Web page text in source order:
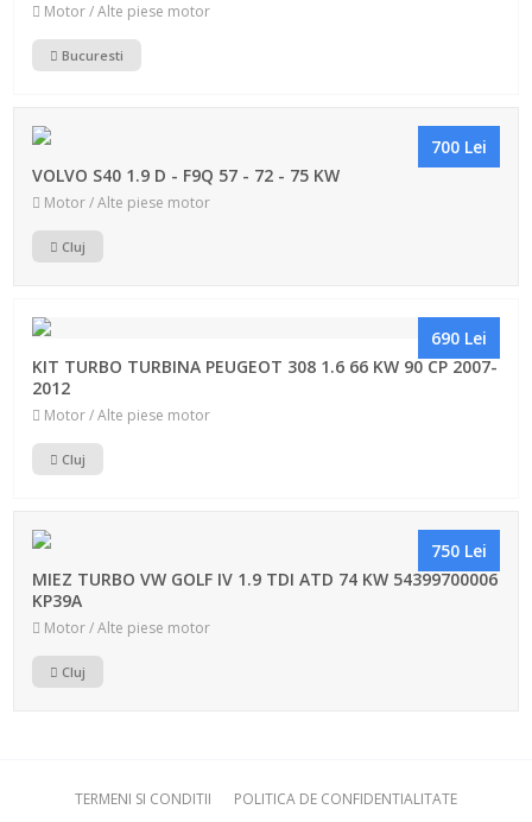
Motor / Alte piese motor
Bucuresti
700 Lei
VOLVO S40 1.9 D - F9Q 57 - 72 - 75 KW
Motor / Alte piese motor
Cluj
690 Lei
KIT TURBO TURBINA PEUGEOT 308 1.6 66 KW 90 CP 2007-
2012
Motor / Alte piese motor
Cluj
750 Lei
MIEZ TURBO VW GOLF IV 1.9 TDI ATD 74 KW 54399700006
KP39A
Motor / Alte piese motor
Cluj
TERMENI SI CONDITII
POLITICA DE CONFIDENTIALITATE